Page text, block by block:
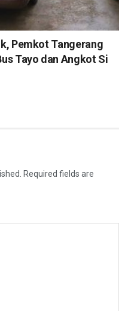
Pemkot Tangerang
Tayo dan Angkot Si
Required fields are